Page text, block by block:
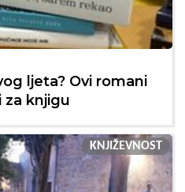
ljeta? Ovi romani
za knjigu
KNJIŽEVNOST